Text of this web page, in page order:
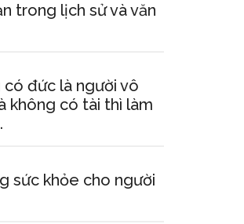
trong lịch sử và văn
có đức là người vô
không có tài thì làm
sức khỏe cho người